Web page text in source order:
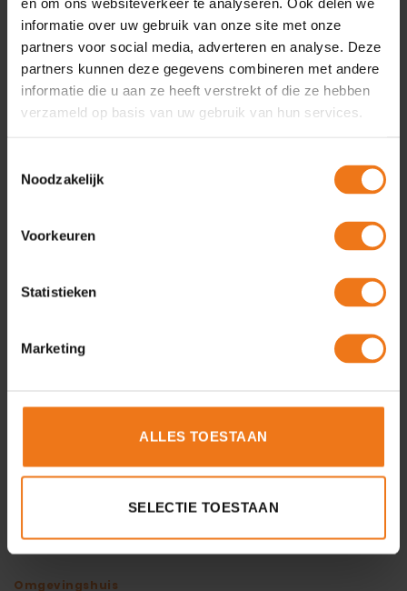
informatie over uw gebruik van onze site met onze
partners voor social media, adverteren en analyse. Deze
partners kunnen deze gegevens combineren met andere
informatie die u aan ze heeft verstrekt of die ze hebben
verzameld op basis van uw gebruik van hun services.
Noodzakelijk
Voorkeuren
Statistieken
Marketing
ALLES TOESTAAN
SELECTIE TOESTAAN
Lees verder→
Gemeenten vrezen strop bij
Omgevingswet
gemeenten op met structurele tekorten. Een
Omgevingswet. Ze roepen de VNG op in actie te
komen. Terugverdiend In het ‘Hoofdlijnenakkoord
Omgevingsrecht’ spraken rijk, IPO, VNG en de Unie van
Lees verder→
Omgevingshuis